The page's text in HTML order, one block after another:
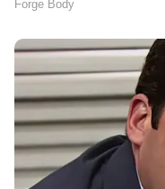
Newsഅറിയൂ.
മുകളുടെ
നിമിഷങ്ങൾ,
വിശകലനങ്ങൾ —
News Malayalam